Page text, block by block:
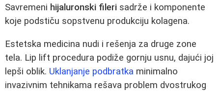
Savremeni hijaluronski fileri sadrže i komponente
koje podstiču sopstvenu produkciju kolagena.
Estetska medicina nudi i rešenja za druge zone
tela. Lip lift procedura podiže gornju usnu, dajući joj
lepši oblik. Uklanjanje podbratka minimalno
invazivnim tehnikama rešava problem dvostrukog